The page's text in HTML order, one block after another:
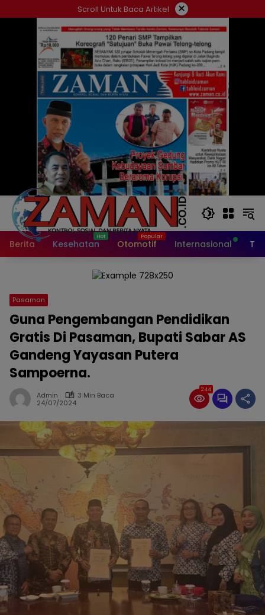
ke
Scroll Untuk Baca Artikel ×
Berita Kesehatan Otomotif Internasional
Pasaman
Guna Pengembangan Pendidikan
Gratis Di Pasaman, Bupati Sabar AS
Gandeng Yayasan Putera
Sampoerna.
Admin
3 Min Baca
24/07/2024
244